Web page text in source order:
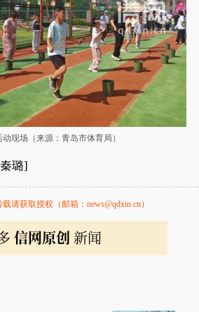
动现场（来源：青岛市体育局）
璐]
请获取授权（邮箱：news@qdxin.cn）
信网原创 新闻